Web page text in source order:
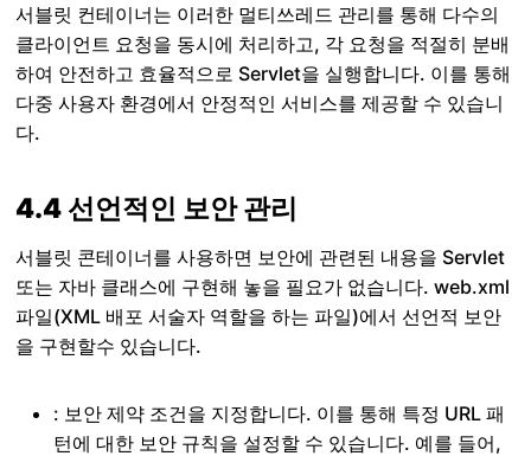
서블릿 컨테이너는 이러한 멀티쓰레드 관리를 통해 다수의
클라이언트 요청을 동시에 처리하고, 각 요청을 적절히 분배
하여 안전하고 효율적으로 Servlet을 실행합니다. 이를 통해
다중 사용자 환경에서 안정적인 서비스를 제공할 수 있습니
다.
4.4 선언적인 보안 관리
서블릿 콘테이너를 사용하면 보안에 관련된 내용을 Servlet
또는 자바 클래스에 구현해 놓을 필요가 없습니다. web.xml
파일(XML 배포 서술자 역할을 하는 파일)에서 선언적 보안
을 구현할수 있습니다.
: 보안 제약 조건을 지정합니다. 이를 통해 특정 URL 패
턴에 대한 보안 규칙을 설정할 수 있습니다. 예를 들어,